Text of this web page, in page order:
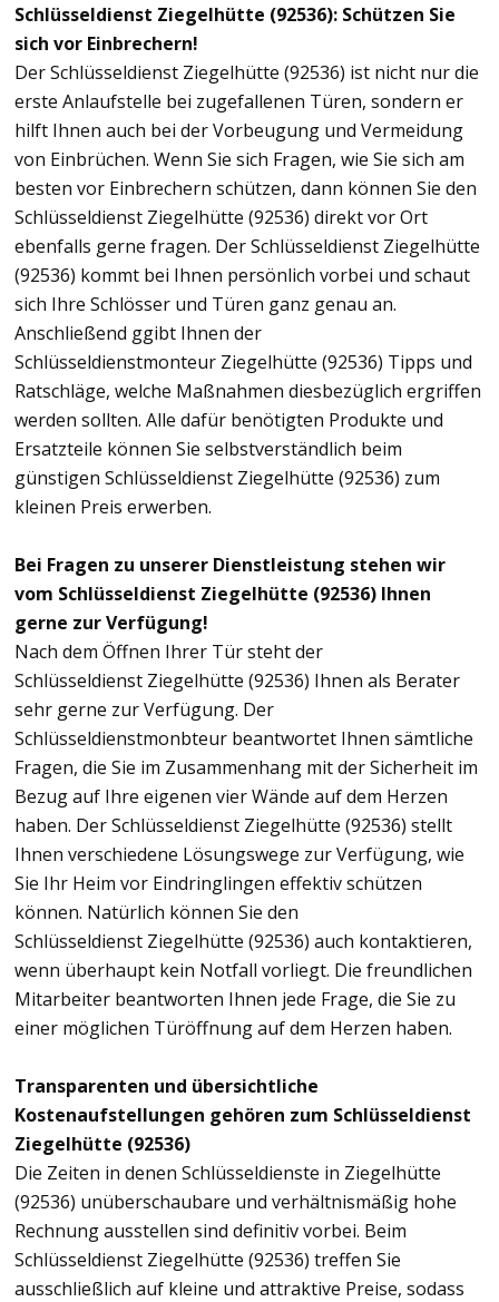
Schlüsseldienst Ziegelhütte (92536): Schützen Sie
sich vor Einbrechern!
Der Schlüsseldienst Ziegelhütte (92536) ist nicht nur die
erste Anlaufstelle bei zugefallenen Türen, sondern er
hilft Ihnen auch bei der Vorbeugung und Vermeidung
von Einbrüchen. Wenn Sie sich Fragen, wie Sie sich am
besten vor Einbrechern schützen, dann können Sie den
Schlüsseldienst Ziegelhütte (92536) direkt vor Ort
ebenfalls gerne fragen. Der Schlüsseldienst Ziegelhütte
(92536) kommt bei Ihnen persönlich vorbei und schaut
sich Ihre Schlösser und Türen ganz genau an.
Anschließend ggibt Ihnen der
Schlüsseldienstmonteur Ziegelhütte (92536) Tipps und
Ratschläge, welche Maßnahmen diesbezüglich ergriffen
werden sollten. Alle dafür benötigten Produkte und
Ersatzteile können Sie selbstverständlich beim
günstigen Schlüsseldienst Ziegelhütte (92536) zum
kleinen Preis erwerben.
Bei Fragen zu unserer Dienstleistung stehen wir
vom Schlüsseldienst Ziegelhütte (92536) Ihnen
gerne zur Verfügung!
Nach dem Öffnen Ihrer Tür steht der
Schlüsseldienst Ziegelhütte (92536) Ihnen als Berater
sehr gerne zur Verfügung. Der
Schlüsseldienstmonbteur beantwortet Ihnen sämtliche
Fragen, die Sie im Zusammenhang mit der Sicherheit im
Bezug auf Ihre eigenen vier Wände auf dem Herzen
haben. Der Schlüsseldienst Ziegelhütte (92536) stellt
Ihnen verschiedene Lösungswege zur Verfügung, wie
Sie Ihr Heim vor Eindringlingen effektiv schützen
können. Natürlich können Sie den
Schlüsseldienst Ziegelhütte (92536) auch kontaktieren,
wenn überhaupt kein Notfall vorliegt. Die freundlichen
Mitarbeiter beantworten Ihnen jede Frage, die Sie zu
einer möglichen Türöffnung auf dem Herzen haben.
Transparenten und übersichtliche
Kostenaufstellungen gehören zum Schlüsseldienst
Ziegelhütte (92536)
Die Zeiten in denen Schlüsseldienste in Ziegelhütte
(92536) unüberschaubare und verhältnismäßig hohe
Rechnung ausstellen sind definitiv vorbei. Beim
Schlüsseldienst Ziegelhütte (92536) treffen Sie
ausschließlich auf kleine und attraktive Preise, sodass